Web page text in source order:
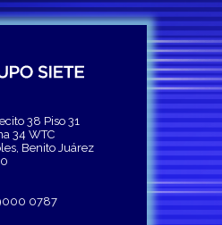
38 Piso 31
34 WTC
Benito Juárez
0787